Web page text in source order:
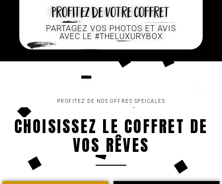
Profitez de votre coffret
PARTAGEZ VOS PHOTOS ET AVIS
AVEC LE #THELUXURYBOX
PROFITEZ DE NOS OFFRES SPEICALES
CHOISISSEZ LE COFFRET DE
VOS RÊVES